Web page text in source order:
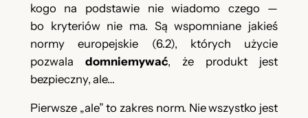
kogo na podstawie nie wiadomo czego —
bo kryteriów nie ma. Są wspomniane jakieś
normy europejskie (6.2), których użycie
pozwala domniemywać, że produkt jest
bezpieczny, ale…
Pierwsze „ale” to zakres norm. Nie wszystko jest